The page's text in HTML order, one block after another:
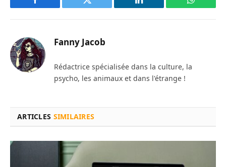
Facebook Twitter LinkedIn
Fanny Jacob
Rédactrice spécialisée dans la culture, la
psycho, les animaux et dans l'étrange !
ARTICLES SIMILAIRES